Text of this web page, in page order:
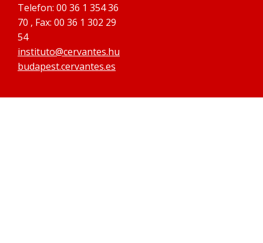
Telefon: 00 36 1 354 36
70 , Fax: 00 36 1 302 29
54
instituto@cervantes.hu
budapest.cervantes.es